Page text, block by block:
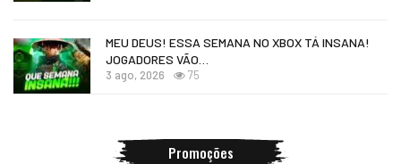
MEU DEUS! ESSA SEMANA NO XBOX TÁ INSANA!
JOGADORES VÃO…
3 ago, 2026 75
Promoções